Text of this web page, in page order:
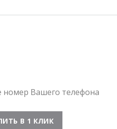
номер Вашего телефона